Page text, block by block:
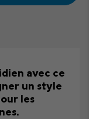
avec ce
un style
les